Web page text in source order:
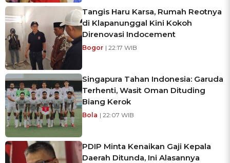
Tangis Haru Karsa, Rumah Reotnya
di Klapanunggal Kini Kokoh
Direnovasi Indocement
Bogor | 22:17 WIB
Singapura Tahan Indonesia: Garuda
Terhenti, Wasit Oman Dituding
Biang Kerok
Bola | 22:07 WIB
PDIP Minta Kenaikan Gaji Kepala
Daerah Ditunda, Ini Alasannya